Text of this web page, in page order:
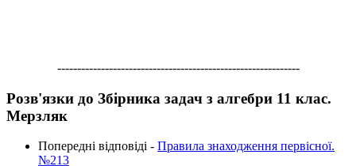
-------------------------------------------------------------
Розв'язки до Збірника задач з алгебри 11 клас.
Мерзляк
Попередні відповіді - Правила знаходження первісної.
№213